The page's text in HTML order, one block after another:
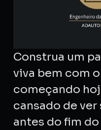
Construa um
viva bem com
começando
cansado de
antes do fim do